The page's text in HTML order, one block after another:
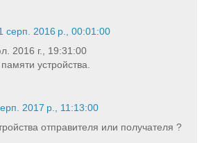
серп. 2016 р., 00:01:00
2016 г., 19:31:00
устройства.
2017 р., 11:13:00
отправителя или получателя ?